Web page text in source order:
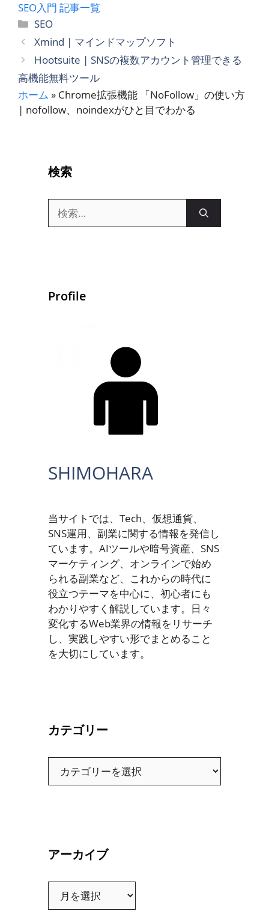
SEO入門 記事一覧
カ
テ
リ
ー
SEO
Xmind | マインドマップソフト
Hootsuite | SNSの複数アカウント管理できる
高機能無料ツール
ホーム » Chrome拡張機能 「NoFollow」の使い方
| nofollow、noindexがひと目でわかる
検索
索:
Profile
SHIMOHARA
当サイトでは、Tech、仮想通貨、
SNS運用、副業に関する情報を発信し
ています。AIツールや暗号資産、SNS
マーケティング、オンラインで始め
られる副業など、これからの時代に
役立つテーマを中心に、初心者にも
わかりやすく解説しています。日々
変化するWeb業界の情報をリサーチ
し、実践しやすい形でまとめること
を大切にしています。
カテゴリー
アーカイブ